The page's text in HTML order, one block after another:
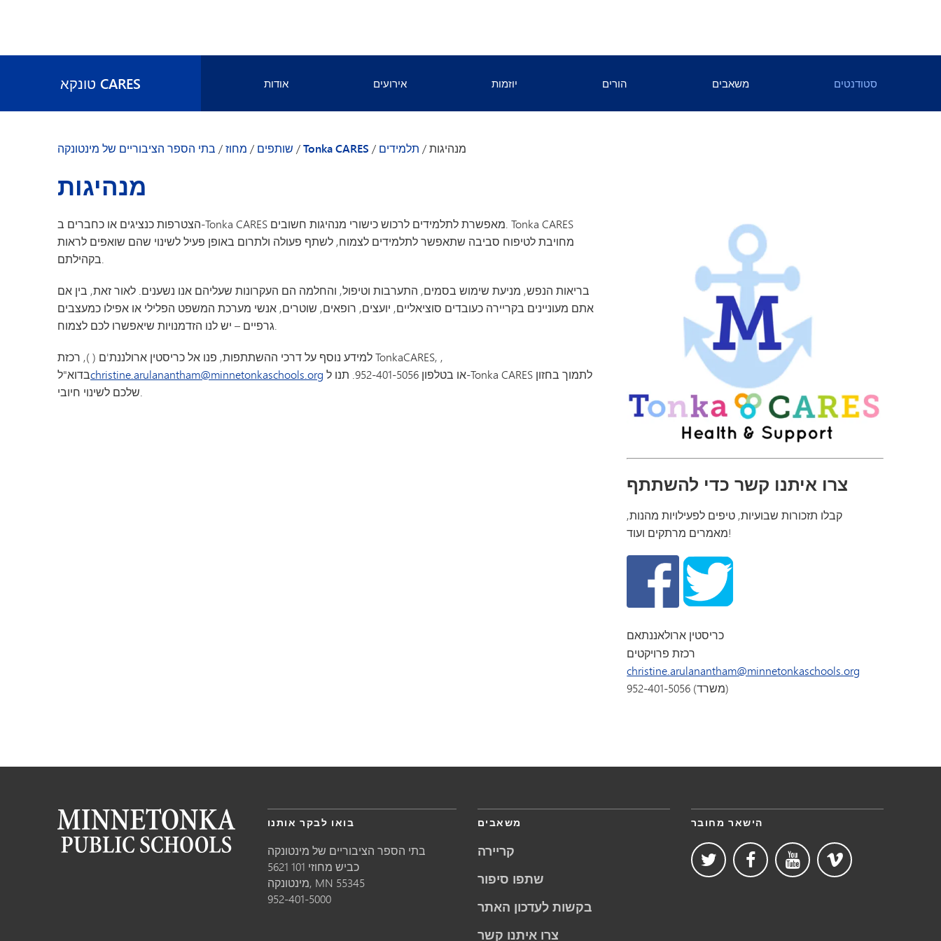
טונקא CARES אודות
לוח הזמנים של מפגשי Tonka CARES
אירועים יוזמות
מריחואנה
הורים משאבים סטודנטים
בתי הספר הציבוריים של מינטונקה /מחוז / שותפים /Tonka CARES / תלמידים /מנהיגות
מנהיגות
הצטרפות כנציגים או כחברים ב-Tonka CARES מאפשרת לתלמידים לרכוש כישורי מנהיגות חשובים. Tonka CARES
מחויבת לטיפוח סביבה שתאפשר לתלמידים לצמוח, לשתף פעולה ולתרום באופן פעיל לשינוי שהם שואפים לראות
בקהילתם.
בריאות הנפש, מניעת שימוש בסמים, התערבות וטיפול, והחלמה הם העקרונות שעליהם אנו נשענים. לאור זאת, בין אם
אתם מעוניינים בקריירה כעובדים סוציאליים, יועצים, רופאים, שוטרים, אנשי מערכת המשפט הפלילי או אפילו כמעצבים
גרפיים – יש לנו הזדמנויות שיאפשרו לכם לצמוח.
למידע נוסף על דרכי ההשתתפות, פנו אל כריסטין ארולננת'ם (), רכזת TonkaCARES, ,
בדוא"לchristine.arulanantham@minnetonkaschools.org
שלכם לשינוי חיובי.
צרו איתנו קשר כדי להשתתף
קבלו תזכורות שבועיות, טיפים לפעילויות מהנות,
מאמרים מרתקים ועוד!
כריסטין ארולאננתאם
רכזת פרויקטים
christine.arulanantham@minnetonkaschools.org
952-401-5056 (משרד)
בואו לבקר אותנו
בתי הספר הציבוריים של מינטונקה
5621 כביש מחוזי 101
מינטונקה, MN 55345
952-401-5000
משאבים
קריירה
שתפו סיפור
בקשות לעדכון האתר
צרו איתנו קשר
הישאר מחובר